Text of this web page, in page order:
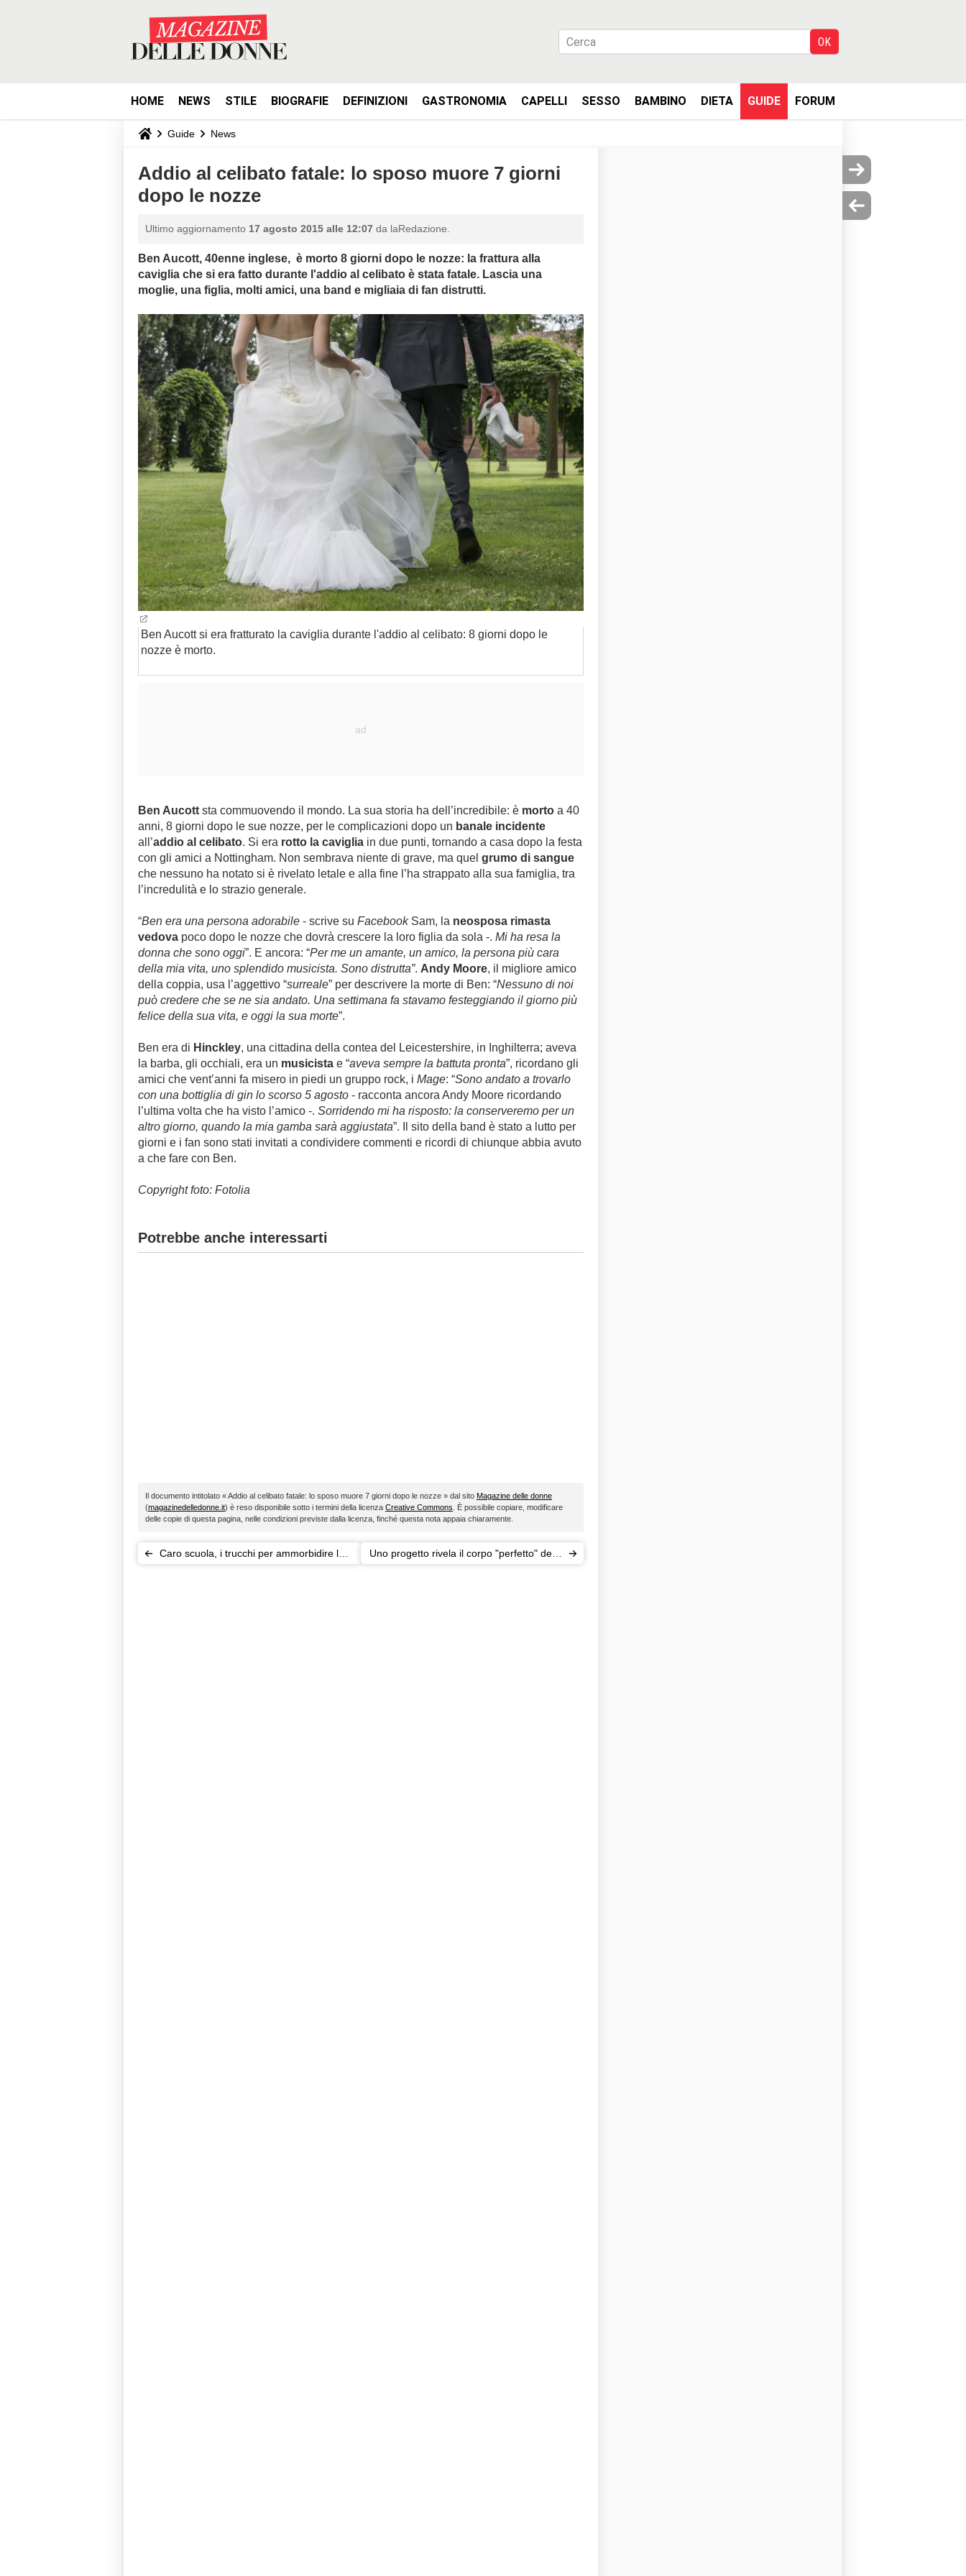
HOME NEWS STILE BIOGRAFIE DEFINIZIONI GASTRONOMIA CAPELLI SESSO BAMBINO DIETA GUIDE FORUM
Guide News
Addio al celibato fatale: lo sposo muore 7 giorni
dopo le nozze
Ultimo aggiornamento 17 agosto 2015 alle 12:07 da laRedazione.
Ben Aucott, 40enne inglese, è morto 8 giorni dopo le nozze: la frattura alla
caviglia che si era fatto durante l'addio al celibato è stata fatale. Lascia una
moglie, una figlia, molti amici, una band e migliaia di fan distrutti.
Ben Aucott si era fratturato la caviglia durante l'addio al celibato: 8 giorni dopo le
nozze è morto.
Ben Aucott sta commuovendo il mondo. La sua storia ha dell’incredibile: è morto a 40
anni, 8 giorni dopo le sue nozze, per le complicazioni dopo un banale incidente
all’addio al celibato. Si era rotto la caviglia in due punti, tornando a casa dopo la festa
con gli amici a Nottingham. Non sembrava niente di grave, ma quel grumo di sangue
che nessuno ha notato si è rivelato letale e alla fine l’ha strappato alla sua famiglia, tra
l’incredulità e lo strazio generale.
“Ben era una persona adorabile - scrive su FacebookSam, la neosposa rimasta
vedova poco dopo le nozze che dovrà crescere la loro figlia da sola -. Mi ha resa la
donna che sono oggi”. E ancora: “Per me un amante, un amico, la persona più cara
della mia vita, uno splendido musicista. Sono distrutta”. Andy Moore, il migliore amico
della coppia, usa l’aggettivo “surreale” per descrivere la morte di Ben: “Nessuno di noi
può credere che se ne sia andato. Una settimana fa stavamo festeggiando il giorno più
felice della sua vita, e oggi la sua morte”.
Ben era di Hinckley, una cittadina della contea del Leicestershire, in Inghilterra; aveva
la barba, gli occhiali, era un musicista e “aveva sempre la battuta pronta”, ricordano gli
amici che vent’anni fa misero in piedi un gruppo rock, i Mage: “Sono andato a trovarlo
con una bottiglia di gin lo scorso 5 agosto - racconta ancora Andy Moore ricordando
l’ultima volta che ha visto l’amico -. Sorridendo mi ha risposto: la conserveremo per un
altro giorno, quando la mia gamba sarà aggiustata”. Il sito della band è stato a lutto per
giorni e i fan sono stati invitati a condividere commenti e ricordi di chiunque abbia avuto
a che fare con Ben.
Copyright foto: Fotolia
Potrebbe anche interessarti
Il documento intitolato « Addio al celibato fatale: lo sposo muore 7 giorni dopo le nozze » dal sito Magazine delle donne
(magazinedelledonne.it) è reso disponibile sotto i termini della licenza Creative Commons . È possibile copiare, modificare
delle copie di questa pagina, nelle condizioni previste dalla licenza, finché questa nota appaia chiaramente.
Caro scuola, i trucchi per ammorbidire la
Uno progetto rivela il corpo "perfetto" della